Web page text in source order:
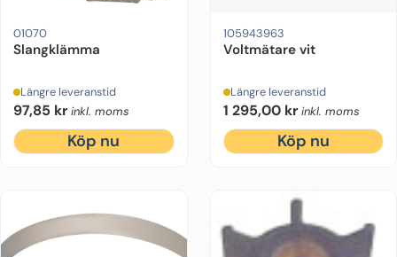
01070
Slangklämma
Längre leveranstid
97,85 kr inkl. moms
Köp nu
105943963
Voltmätare vit
Längre leveranstid
1 295,00 kr inkl. moms
Köp nu